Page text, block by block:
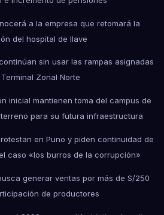
a la empresa que retomará la
del hospital de Ilave
sin usar las rampas asignadas
Zonal Norte
inicial mantienen toma del campus de
para su futura infraestructura
en Puno y piden continuidad de
caso «los burros de la corrupción»
generar ventas por más de S/250
de productores